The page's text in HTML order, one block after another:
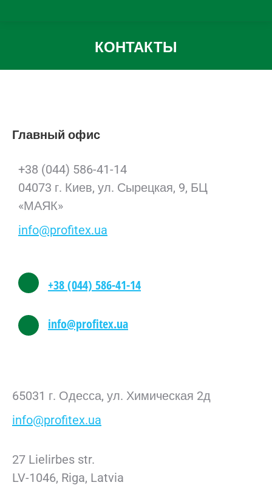
КОНТАКТЫ
Вы здесь:
Главный офис
+38 (044) 586-41-14
04073 г. Киев, ул. Сырецкая, 9, БЦ
«МАЯК»
info@profitex.ua
+38 (044) 586-41-14
info@profitex.ua
65031 г. Одесса, ул. Химическая 2д
info@profitex.ua
27 Lielirbes str.
LV-1046, Riga, Latvia